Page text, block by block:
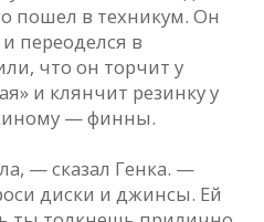
пошел в техникум. Он
переоделся в
что он торчит у
и клянчит резинку у
— финны.
— сказал Генка. —
диски и джинсы. Ей